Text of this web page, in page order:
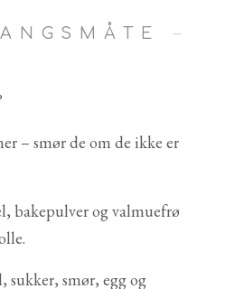
– smør de om de ikke er
bakepulver og valmuefrø
sukker, smør, egg og